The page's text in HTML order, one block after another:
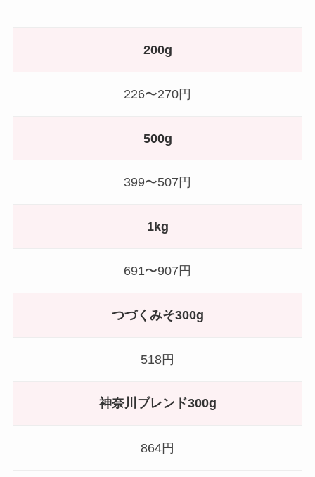
200g
226〜270円
500g
399〜507円
1kg
691〜907円
つづくみそ300g
518円
神奈川ブレンド300g
864円